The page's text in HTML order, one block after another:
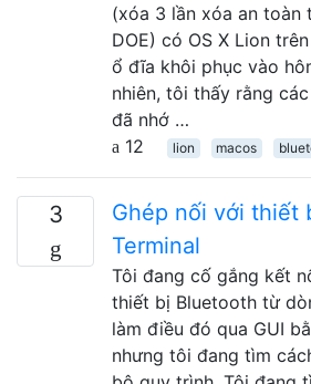
(xóa 3 lần xóa an toàn
DOE) có OS X Lion
ổ đĩa khôi phục vào
nhiên, tôi thấy rằng
đã nhớ …
12
lion macos
3
Ghép nối với thiết
Terminal
Tôi đang cố gắng kết
thiết bị Bluetooth từ
làm điều đó qua GUI
nhưng tôi đang tìm